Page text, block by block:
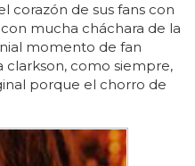
corazón de sus fans con
mucha cháchara de la
momento de fan
clarkson, como siempre,
porque el chorro de